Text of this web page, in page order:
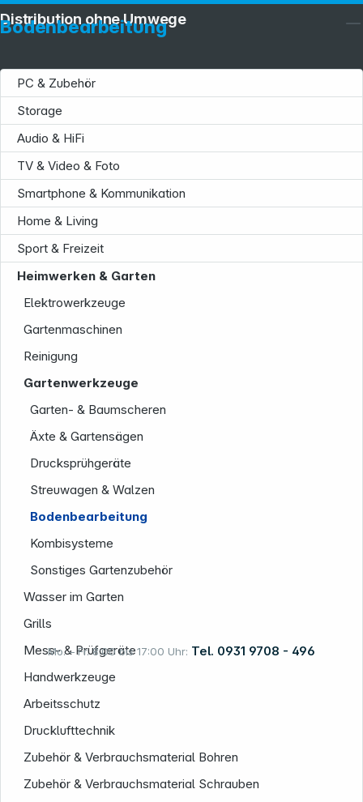
Mo. – Fr. 8:00 bis 17:00 Uhr: Tel. 0931 9708 - 496
Bodenbearbeitung
PC & Zubehör
Storage
Audio & HiFi
TV & Video & Foto
Smartphone & Kommunikation
Home & Living
Sport & Freizeit
Heimwerken & Garten
Elektrowerkzeuge
Gartenmaschinen
Reinigung
Gartenwerkzeuge
Garten- & Baumscheren
Äxte & Gartensägen
Drucksprühgeräte
Streuwagen & Walzen
Bodenbearbeitung
Kombisysteme
Sonstiges Gartenzubehör
Wasser im Garten
Grills
Mess- & Prüfgeräte
Handwerkzeuge
Arbeitsschutz
Drucklufttechnik
Zubehör & Verbrauchsmaterial Bohren
Zubehör & Verbrauchsmaterial Schrauben
Distribution ohne Umwege
Service
Informationen
Rechtliches